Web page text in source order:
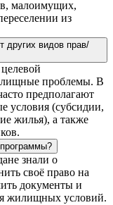
малоимущих,
из
видов прав/
проблемы. В
предполагают
условия (субсидии,
жилья), а также
знали о
своё право на
документы и
жилищных условий.